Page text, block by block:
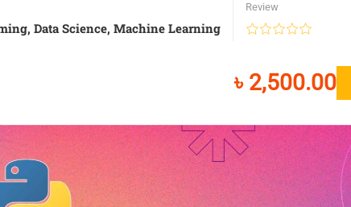
, Data Science, Machine Learning
Review
৳ 2,500.00